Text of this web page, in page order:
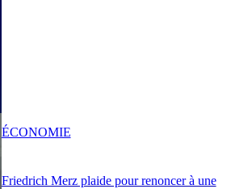
Friedrich Merz plaide pour renoncer à une
ÉCONOMIE